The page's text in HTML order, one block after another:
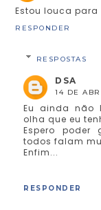
Estou louca
RESPONDER
RESPOSTAS
DSA
14 DE
Eu ainda não
olha que eu
Espero poder
todos falam
Enfim...
RESPONDER